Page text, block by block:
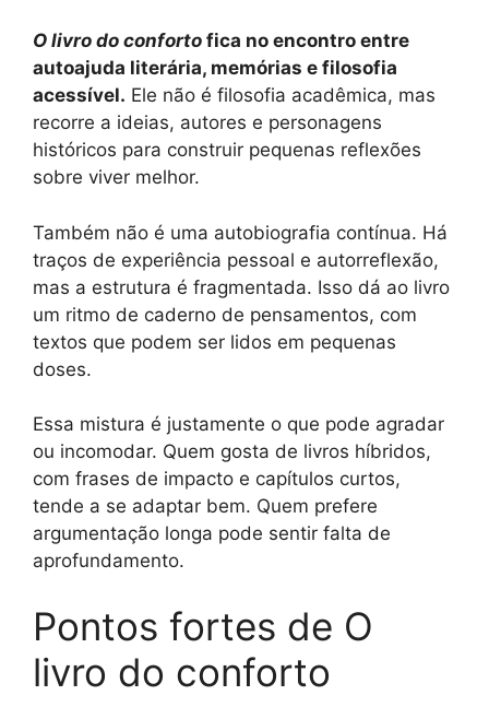
O livro do conforto fica no encontro entre
autoajuda literária, memórias e filosofia
acessível. Ele não é filosofia acadêmica, mas
recorre a ideias, autores e personagens
históricos para construir pequenas reflexões
sobre viver melhor.
Também não é uma autobiografia contínua. Há
traços de experiência pessoal e autorreflexão,
mas a estrutura é fragmentada. Isso dá ao livro
um ritmo de caderno de pensamentos, com
textos que podem ser lidos em pequenas
doses.
Essa mistura é justamente o que pode agradar
ou incomodar. Quem gosta de livros híbridos,
com frases de impacto e capítulos curtos,
tende a se adaptar bem. Quem prefere
argumentação longa pode sentir falta de
aprofundamento.
Pontos fortes de O
livro do conforto